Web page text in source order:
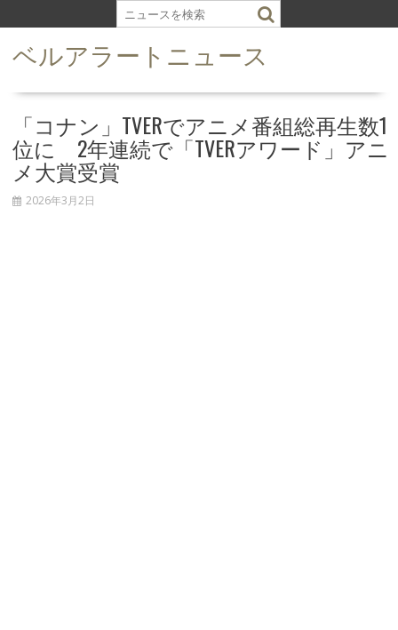
k
ベルアラートニュース
「コナン」TVERでアニメ番組総再生数1
位に 2年連続で「TVERアワード」アニ
メ大賞受賞
2026年3月2日